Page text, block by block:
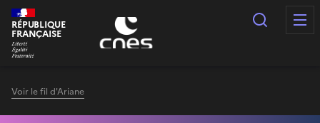
Panneau de gestion des cookies
RÉPUBLIQUE
FRANÇAISE
Voir le fil d'Ariane